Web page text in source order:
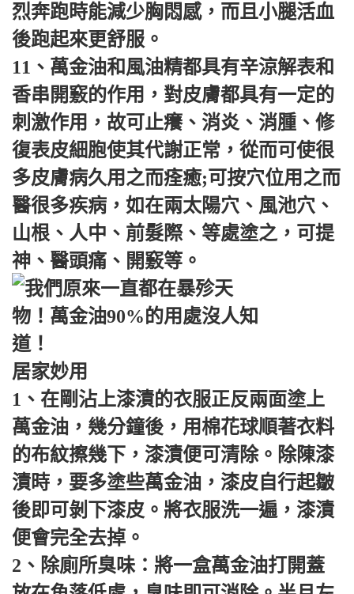
烈奔跑時能減少胸悶感，而且小腿活血
後跑起來更舒服。
11、萬金油和風油精都具有辛涼解表和
香串開竅的作用，對皮膚都具有一定的
刺激作用，故可止癢、消炎、消腫、修
復表皮細胞使其代謝正常，從而可使很
多皮膚病久用之而痊癒;可按穴位用之而
醫很多疾病，如在兩太陽穴、風池穴、
山根、人中、前髮際、等處塗之，可提
神、醫頭痛、開竅等。
居家妙用
1、在剛沾上漆漬的衣服正反兩面塗上
萬金油，幾分鐘後，用棉花球順著衣料
的布紋擦幾下，漆漬便可清除。除陳漆
漬時，要多塗些萬金油，漆皮自行起皺
後即可剝下漆皮。將衣服洗一遍，漆漬
便會完全去掉。
2、除廁所臭味：將一盒萬金油打開蓋